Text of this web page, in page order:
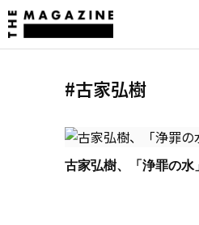
#古家弘樹
古家弘樹、「浄罪の水